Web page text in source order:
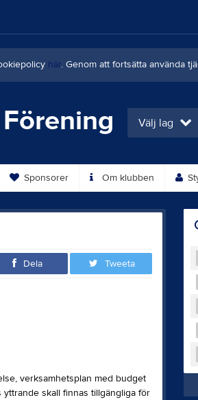
här. Genom att fortsätta använda
Välj lag
Sponsorer Om klubben
Dela Tweeta
verksamhetsplan med budget
skall finnas tillgängliga för